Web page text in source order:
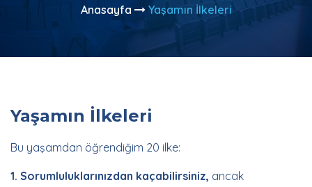
Anasayfa Yaşamın İlkeleri
Yaşamın İlkeleri
Bu yaşamdan öğrendiğim 20 ilke:
1. Sorumluluklarınızdan kaçabilirsiniz, ancak